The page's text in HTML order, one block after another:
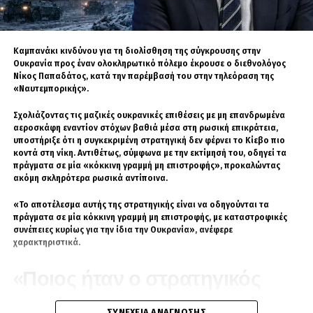
ατομικών drones και της δημιουργίας δομών
ηλεκτρονικού πολέμου.
Ιδιαίτερη έμφαση έδωσε στο αντι-drone
σύστημα «Κένταυρος», το οποίο, όπως
συνθήκες στην Ερυθρά Θάλασσα και
κατέρριψε δύο drones των Χούθι. Ο
Καλεντερίδης υπογράμμισε τη σημασία του ότι
η Ελλάδα διαθέτει τον πηγαίο κώδικα του
συστήματος, άρα μπορεί να το εξελίσσει μόνη
της, χωρίς να εξαρτάται διαρκώς από ξένους
προμηθευτές.
Ακολούθως, στάθηκε στην 10η υπουργική
Έλληνα υπουργού Ενέργειας Σταύρου
Καμπανάκι κινδύνου για τη διολίσθηση της σύγκρουσης στην
Ουκρανία προς έναν ολοκληρωτικό πόλεμο έκρουσε ο διεθνολόγος
Νίκος Παπαδάτος, κατά την παρέμβασή του στην τηλεόραση της
«Ναυτεμπορικής».
Σχολιάζοντας τις μαζικές ουκρανικές επιθέσεις με μη επανδρωμένα
αεροσκάφη εναντίον στόχων βαθιά μέσα στη ρωσική επικράτεια,
υποστήριξε ότι η συγκεκριμένη στρατηγική δεν φέρνει το Κίεβο πιο
κοντά στη νίκη. Αντιθέτως, σύμφωνα με την εκτίμησή του, οδηγεί τα
πράγματα σε μία «κόκκινη γραμμή μη επιστροφής», προκαλώντας
ακόμη σκληρότερα ρωσικά αντίποινα.
«Το αποτέλεσμα αυτής της στρατηγικής είναι να οδηγούνται τα
πράγματα σε μία κόκκινη γραμμή μη επιστροφής, με καταστροφικές
συνέπειες κυρίως για την ίδια την Ουκρανία», ανέφερε
χαρακτηριστικά.
στόχος μιας παραλίας;»